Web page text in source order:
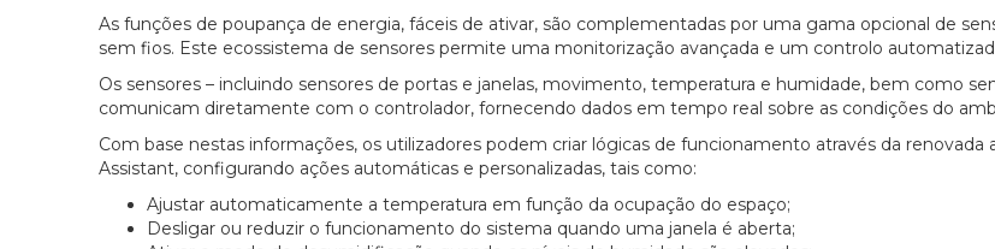
As funções de poupança de energia, fáceis de ativar, são complementadas por uma gama opcional de
sem fios. Este ecossistema de sensores permite uma monitorização avançada e um controlo
Os sensores – incluindo sensores de portas e janelas, movimento, temperatura e humidade, bem como
comunicam diretamente com o controlador, fornecendo dados em tempo real sobre as condições do
Com base nestas informações, os utilizadores podem criar lógicas de funcionamento através da renovada
Assistant, configurando ações automáticas e personalizadas, tais como:
Ajustar automaticamente a temperatura em função da ocupação do espaço;
Desligar ou reduzir o funcionamento do sistema quando uma janela é aberta;